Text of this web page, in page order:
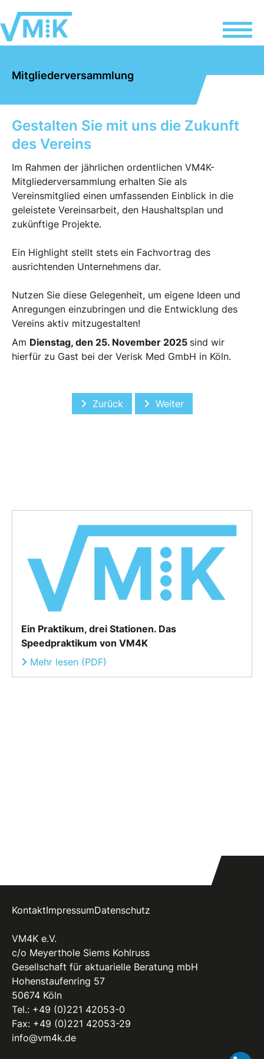
Mitgliederversammlung
Gestalten Sie mit uns die Zukunft
des Vereins
Im Rahmen der jährlichen ordentlichen VM4K-
Mitgliederversammlung erhalten Sie als
Vereinsmitglied einen umfassenden Einblick in die
geleistete Vereinsarbeit, den Haushaltsplan und
zukünftige Projekte.
Ein Highlight stellt stets ein Fachvortrag des
ausrichtenden Unternehmens dar.
Nutzen Sie diese Gelegenheit, um eigene Ideen und
Anregungen einzubringen und die Entwicklung des
Vereins aktiv mitzugestalten!
Am Dienstag, den 25. November 2025 sind wir
hierfür zu Gast bei der Verisk Med GmbH in Köln.
Vorheriger Beitrag: Cool Risks
Zurück Nächster Beitrag: Vor
Weiter
Ein Praktikum, drei Stationen. Das
Speedpraktikum von VM4K
Mehr lesen (PDF)
KontaktImpressumDatenschutz
VM4K e.V.
c/o Meyerthole Siems Kohlruss
Gesellschaft für aktuarielle Beratung mbH
Hohenstaufenring 57
50674 Köln
Tel.: +49 (0)221 42053-0
Fax: +49 (0)221 42053-29
info@vm4k.de